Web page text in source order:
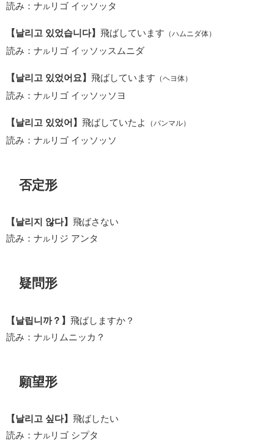
読み：ナ ル リゴ イッソッタ
【날리고 있었습니다】 飛ばしています （ハムニダ体）
読み：ナ ル リゴ イッソッスムニダ
【날리고 있었어요】 飛ばしています （ヘヨ体）
読み：ナ ル リゴ イッソッソヨ
【날리고 있었어】 飛ばしていたよ （パンマル）
読み：ナ ル リゴ イッソッソ
否定形
【날리지 않다】 飛ばさない
読み：ナ ル リジ アンタ
疑問形
【날립니까？】 飛ばしますか？
読み：ナ ル リムニッカ？
願望形
【날리고 싶다】 飛ばしたい
読み：ナ ル リゴ シプタ